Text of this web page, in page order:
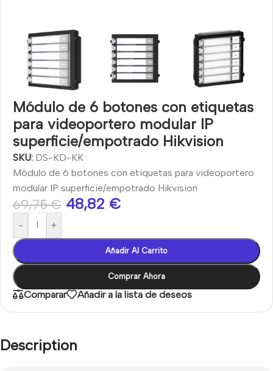
Módulo de 6 botones con etiquetas
para videoportero modular IP
superficie/empotrado Hikvision
SKU: DS-KD-KK
Módulo de 6 botones con etiquetas para videoportero
modular IP superficie/empotrado Hikvision
69,75€ 48,82 €
- +
Añadir Al Carrito
Comprar Ahora
Comparar Añadir a la lista de deseos
Description